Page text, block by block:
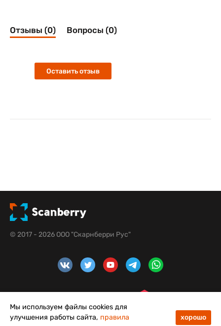
Отзывы (0) Вопросы (0)
Оставить отзыв
© 2017 - 2026 ООО "Скарнберри Рус"
Мы используем файлы cookies для
улучшения работы сайта, правила
хорошо